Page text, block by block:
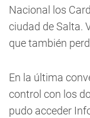
Nacional los
ciudad de Salta.
que también
En la última
control con los
pudo acceder